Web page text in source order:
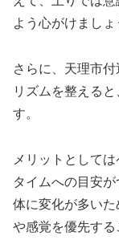
よう心がけましょ
さらに、天理市
リズムを整える
す。
メリットとして
タイムへの目安
体に変化が多い
や感覚を優先する